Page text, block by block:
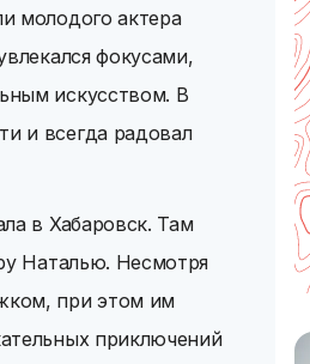
молодого актера
фокусами,
искусством. В
и всегда радовал
в Хабаровск. Там
Наталью. Несмотря
при этом им
приключений